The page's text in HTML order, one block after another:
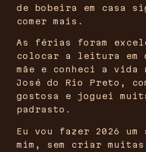
de bobeira em casa
comer mais.
As férias foram
colocar a leitura
mãe e conheci a vida
José do Rio Preto,
gostosa e joguei
padrasto.
Eu vou fazer 2026
mim, sem criar